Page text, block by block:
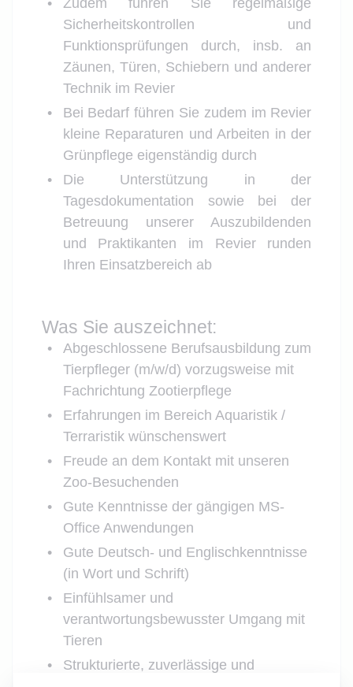
Sicherheitskontrollen und
Funktionsprüfungen durch, insb. an
Zäunen, Türen, Schiebern und anderer
Technik im Revier
Bei Bedarf führen Sie zudem im Revier
kleine Reparaturen und Arbeiten in der
Grünpflege eigenständig durch
Die Unterstützung in der
Tagesdokumentation sowie bei der
Betreuung unserer Auszubildenden
und Praktikanten im Revier runden
Ihren Einsatzbereich ab
Was Sie auszeichnet:
Abgeschlossene Berufsausbildung zum
Tierpfleger (m/w/d) vorzugsweise mit
Fachrichtung Zootierpflege
Erfahrungen im Bereich Aquaristik /
Terraristik wünschenswert
Freude an dem Kontakt mit unseren
Zoo-Besuchenden
Gute Kenntnisse der gängigen MS-
Office Anwendungen
Gute Deutsch- und Englischkenntnisse
(in Wort und Schrift)
Einfühlsamer und
verantwortungsbewusster Umgang mit
Tieren
Strukturierte, zuverlässige und